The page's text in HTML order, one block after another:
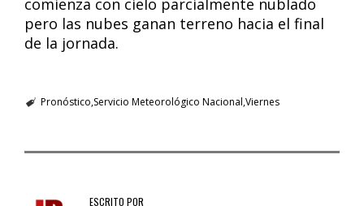
comienza con cielo parcialmente nublado
pero las nubes ganan terreno hacia el final
de la jornada.
Pronóstico Servicio Meteorológico Nacional Viernes
ESCRITO POR